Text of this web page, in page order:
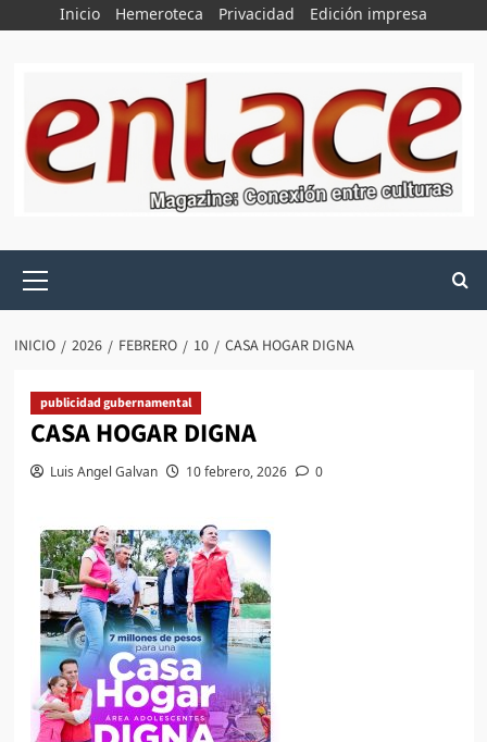
Inicio Hemeroteca Privacidad Edición impresa
principal
INICIO 2026 FEBRERO 10 CASA HOGAR DIGNA
publicidad gubernamental
CASA HOGAR DIGNA
Luis Angel Galvan 10 febrero, 2026 0